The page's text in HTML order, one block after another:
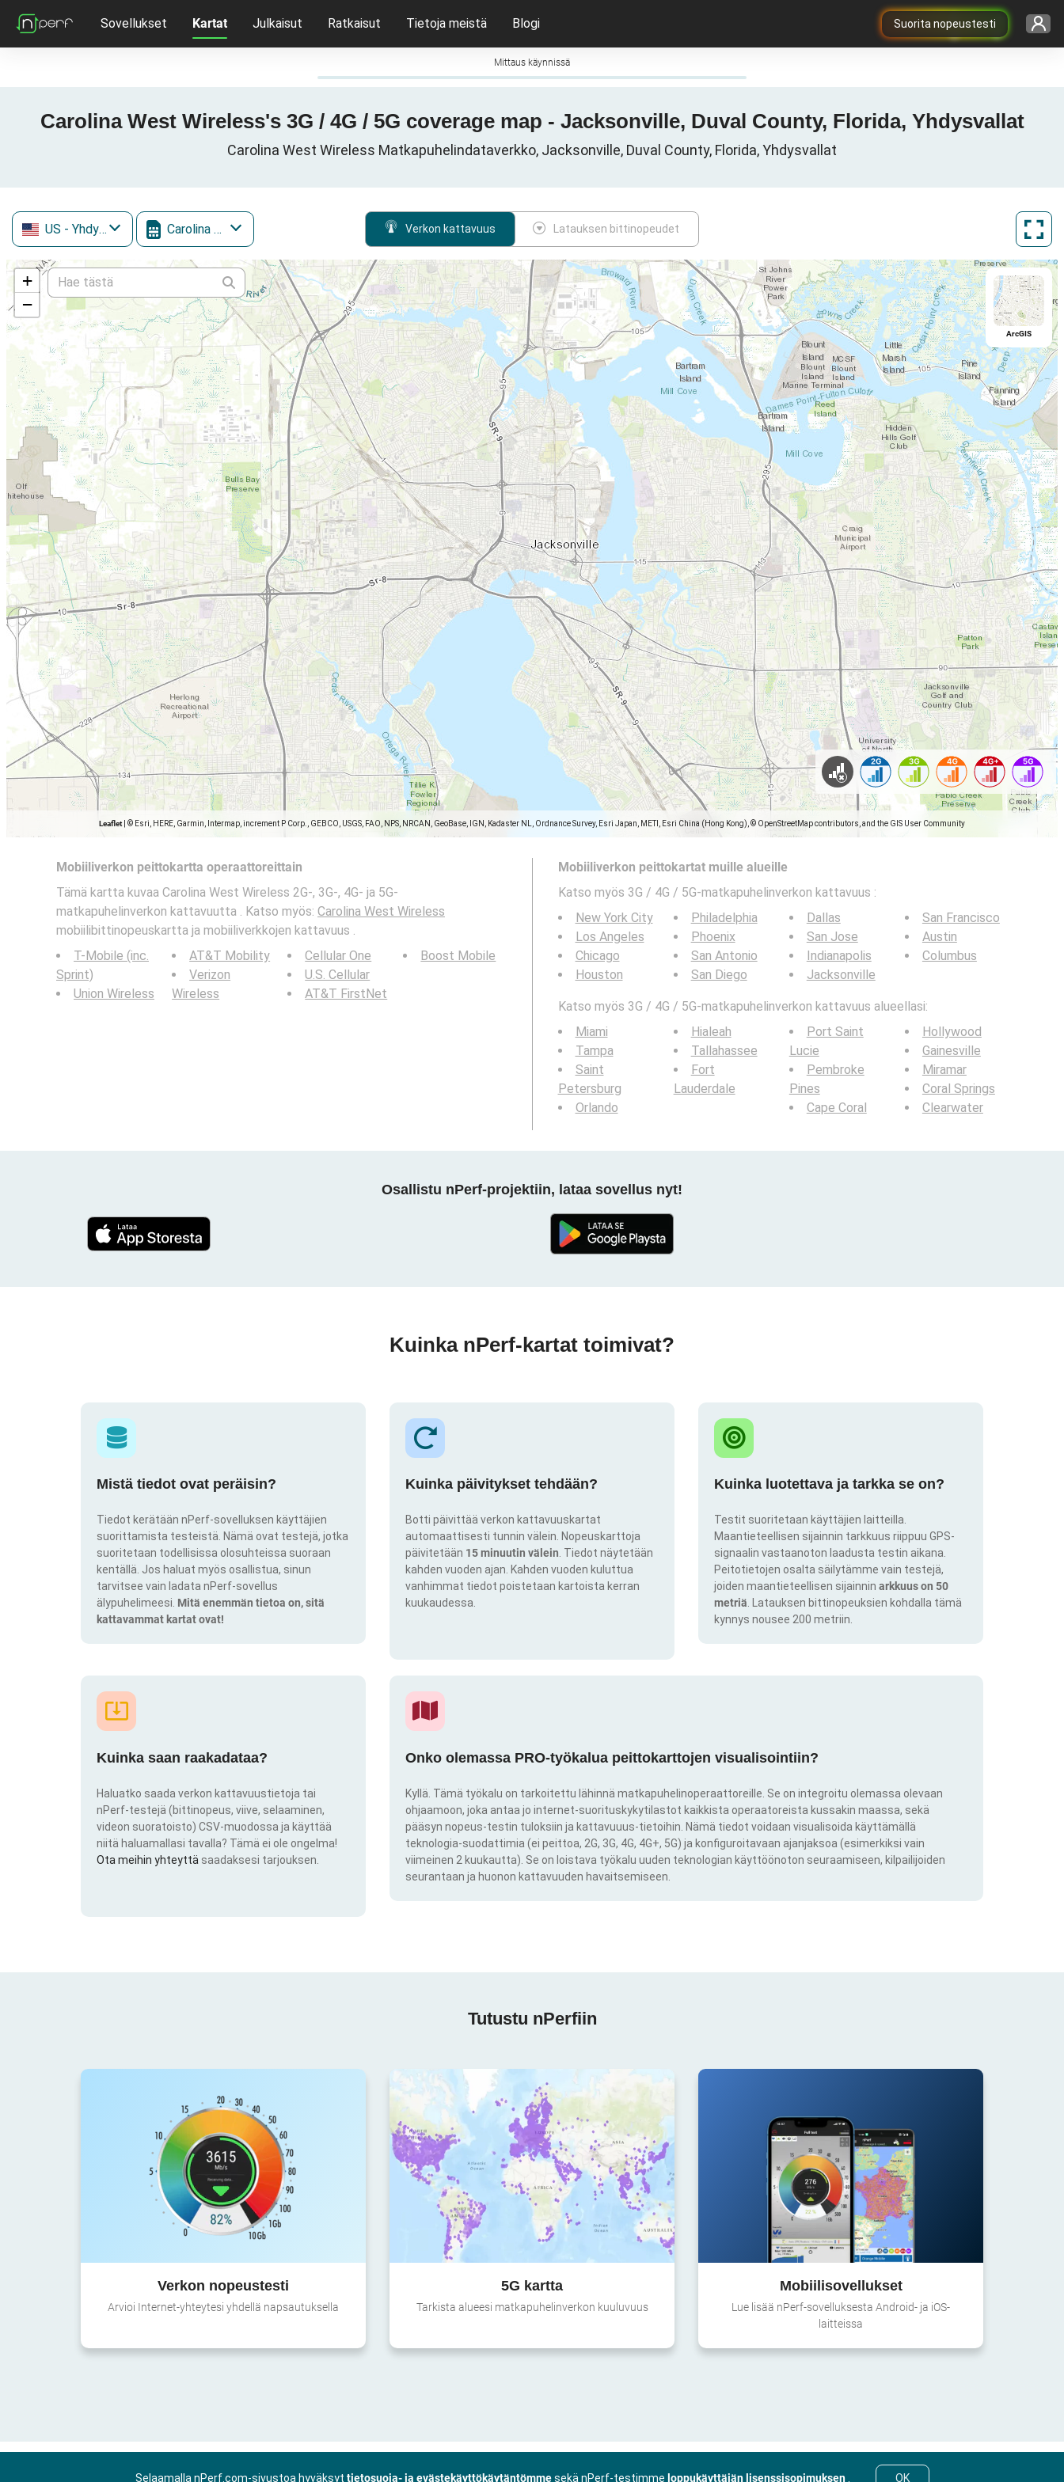
Suorita nopeustesti
Sovellukset Kartat Julkaisut Ratkaisut Tietoja meistä Blogi
Mittaus käynnissä
Carolina West Wireless's 3G / 4G / 5G coverage map - Jacksonville, Duval County, Florida, Yhdysvallat
Carolina West Wireless Matkapuhelindataverkko, Jacksonville, Duval County, Florida, Yhdysvallat
US - Yhdysvallat Carolina West Wireless Verkon kattavuus Latauksen bittinopeudet
+
−
Leaflet © Esri, HERE, Garmin, Intermap, increment P Corp., GEBCO, USGS, FAO, NPS, NRCAN, GeoBase, IGN, Kadaster NL, Ordnance Survey, Esri Japan, METI, Esri China (Hong Kong), © OpenStreetMap contributors, and the GIS User Community
ArcGIS
Mobiiliverkon peittokartta operaattoreittain
Tämä kartta kuvaa Carolina West Wireless 2G-, 3G-, 4G- ja 5G-
matkapuhelinverkon kattavuutta . Katso myös: Carolina West Wireless
mobiilibittinopeuskartta ja mobiiliverkkojen kattavuus .
T-Mobile (inc.
Sprint)
Union Wireless
AT&T Mobility
Verizon
Wireless
Cellular One
U.S. Cellular
AT&T FirstNet
Boost Mobile
Mobiiliverkon peittokartat muille alueille
Katso myös 3G / 4G / 5G-matkapuhelinverkon kattavuus :
New York City
Los Angeles
Chicago
Houston
Philadelphia
Phoenix
San Antonio
San Diego
Dallas
San Jose
Indianapolis
Jacksonville
San Francisco
Austin
Columbus
Katso myös 3G / 4G / 5G-matkapuhelinverkon kattavuus alueellasi:
Miami
Tampa
Saint
Petersburg
Orlando
Hialeah
Tallahassee
Fort
Lauderdale
Port Saint
Lucie
Pembroke
Pines
Cape Coral
Hollywood
Gainesville
Miramar
Coral Springs
Clearwater
Osallistu nPerf-projektiin, lataa sovellus nyt!
Kuinka nPerf-kartat toimivat?
Mistä tiedot ovat peräisin?
Tiedot kerätään nPerf-sovelluksen käyttäjien
suorittamista testeistä. Nämä ovat testejä, jotka
suoritetaan todellisissa olosuhteissa suoraan
kentällä. Jos haluat myös osallistua, sinun
tarvitsee vain ladata nPerf-sovellus
älypuhelimeesi. Mitä enemmän tietoa on, sitä
kattavammat kartat ovat!
Kuinka päivitykset tehdään?
Botti päivittää verkon kattavuuskartat
automaattisesti tunnin välein. Nopeuskarttoja
päivitetään 15 minuutin välein . Tiedot näytetään
kahden vuoden ajan. Kahden vuoden kuluttua
vanhimmat tiedot poistetaan kartoista kerran
kuukaudessa.
Kuinka luotettava ja tarkka se on?
Testit suoritetaan käyttäjien laitteilla.
Maantieteellisen sijainnin tarkkuus riippuu GPS-
signaalin vastaanoton laadusta testin aikana.
Peitotietojen osalta säilytämme vain testejä,
joiden maantieteellisen sijainnin arkkuus on 50
metriä . Latauksen bittinopeuksien kohdalla tämä
kynnys nousee 200 metriin.
Kuinka saan raakadataa?
Haluatko saada verkon kattavuustietoja tai
nPerf-testejä (bittinopeus, viive, selaaminen,
videon suoratoisto) CSV-muodossa ja käyttää
niitä haluamallasi tavalla? Tämä ei ole ongelma!
Ota meihin yhteyttä saadaksesi tarjouksen.
Onko olemassa PRO-työkalua peittokarttojen visualisointiin?
Kyllä. Tämä työkalu on tarkoitettu lähinnä matkapuhelinoperaattoreille. Se on integroitu olemassa olevaan
ohjaamoon, joka antaa jo internet-suorituskykytilastot kaikkista operaatoreista kussakin maassa, sekä
pääsyn nopeus-testin tuloksiin ja kattavuuus-tietoihin. Nämä tiedot voidaan visualisoida käyttämällä
teknologia-suodattimia (ei peittoa, 2G, 3G, 4G, 4G+, 5G) ja konfiguroitavaan ajanjaksoa (esimerkiksi vain
viimeinen 2 kuukautta). Se on loistava työkalu uuden teknologian käyttöönoton seuraamiseen, kilpailijoiden
seurantaan ja huonon kattavuuden havaitsemiseen.
Tutustu nPerfiin
Verkon nopeustesti
Arvioi Internet-yhteytesi yhdellä napsautuksella
5G kartta
Tarkista alueesi matkapuhelinverkon kuuluvuus
Mobiilisovellukset
Lue lisää nPerf-sovelluksesta Android- ja iOS-
laitteissa
Selaamalla nPerf.com-sivustoa hyväksyt tietosuoja- ja evästekäyttökäytäntömmesekä nPerf-testimme loppukäyttäjän lisenssisopimuksen. OK